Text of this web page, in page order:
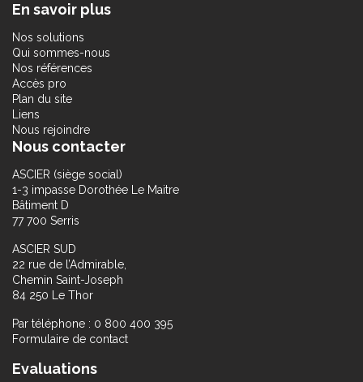
En savoir plus
Nos solutions
Qui sommes-nous
Nos références
Accès pro
Plan du site
Liens
Nous rejoindre
Nous contacter
ASCIER (siège social)
1-3 impasse Dorothée Le Maitre
Bâtiment D
77 700 Serris
ASCIER SUD
22 rue de l’Admirable,
Chemin Saint-Joseph
84 250 Le Thor
Par téléphone : 0 800 400 395
Formulaire de contact
Evaluations